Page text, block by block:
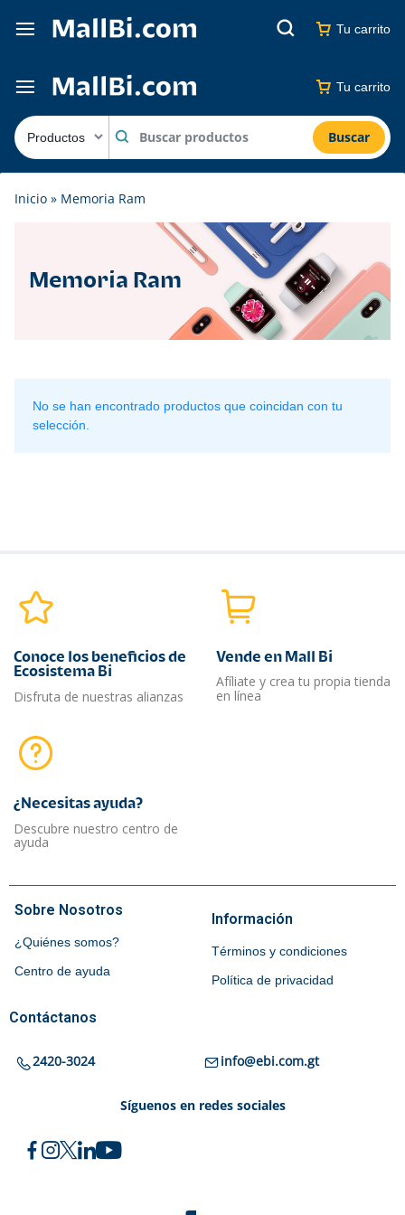
Tu carrito
Buscar
Tu carrito
Inicio » Memoria Ram
Memoria Ram
No se han encontrado productos que coincidan con tu
selección.
Conoce los beneficios de
Ecosistema Bi
Disfruta de nuestras alianzas
Vende en Mall Bi
Afíliate y crea tu propia tienda
en línea
¿Necesitas ayuda?​
Descubre nuestro centro de
ayuda
Sobre Nosotros
¿Quiénes somos?
Centro de ayuda
Información
Términos y condiciones
Política de privacidad
Contáctanos
2420-3024 info@ebi.com.gt
Síguenos en redes sociales